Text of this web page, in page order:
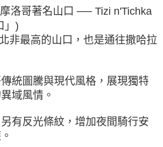
有限公司」（以下簡稱本公司）所提供，讓
購買商品或服務，並由商店將買賣／分期付款
依約使用本公司帳單繳交帳款。
）提供予台灣大哥大進項蒐集、處理及利用，
單所需資料之確認、核對及更正。
以下連結：https://oppay.tw/userRule
到繳費通知簡訊。
內，點擊此簡訊中的連結，可透過四大超商／
進行付款，方視為交易完成。
不需立刻繳費，但若您需要取消訂單，請聯絡
意取消之訂單仍視為有效，需透過AFTEE先享
欲退款等相關疑問，請聯繫「AFTEE先享後付
support/home
公司提供之「AFTEE先享後付」服務完成之交
提供個人資料，並將交易相關給付款項請求債
司。
以上)免運費
以上)免運費
以上)免運費
含以上)免運費
洛哥著名山口 ── Tizi n'Tichka
」)
非最高的山口，也是通往撒哈拉
統圖騰與現代風格，展現獨特
域風情。
有反光條紋，增加夜間騎行安